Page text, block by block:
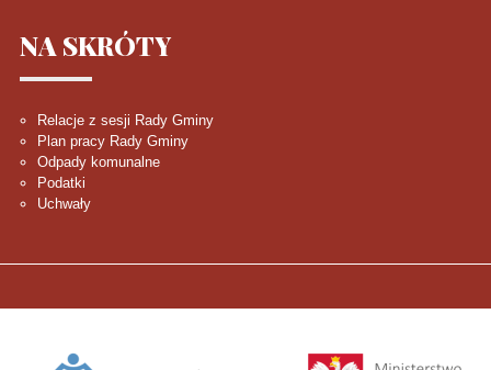
NA SKRÓTY
Relacje z sesji Rady Gminy
Plan pracy Rady Gminy
Odpady komunalne
Podatki
Uchwały